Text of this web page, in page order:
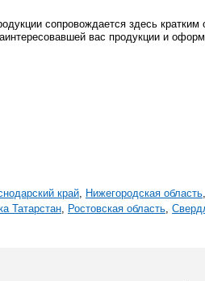
сопровождается здесь кратким
вас продукции и
край, Нижегородская область,
Татарстан, Ростовская область,